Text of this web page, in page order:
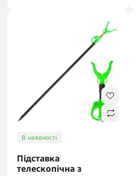
В наявності
Підставка
телескопічна з